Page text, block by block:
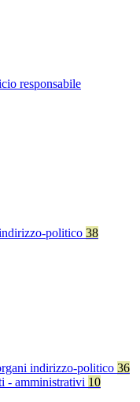
responsabile
politico 38
indirizzo-politico 36
- amministrativi 10